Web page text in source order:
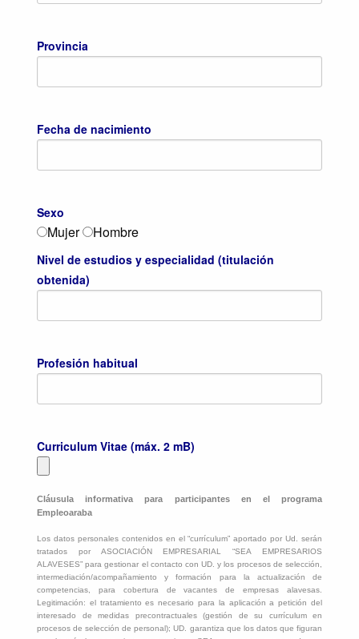
Provincia
Fecha de nacimiento
Sexo
Mujer Hombre
Nivel de estudios y especialidad (titulación
obtenida)
Profesión habitual
Curriculum Vitae (máx. 2 mB)
Cláusula informativa para participantes en el programa
Empleoaraba
Los datos personales contenidos en el “currículum” aportado por Ud. serán
tratados por ASOCIACIÓN EMPRESARIAL “SEA EMPRESARIOS
ALAVESES” para gestionar el contacto con UD. y los procesos de selección,
intermediación/acompañamiento y formación para la actualización de
competencias, para cobertura de vacantes de empresas alavesas.
Legitimación: el tratamiento es necesario para la aplicación a petición del
interesado de medidas precontractuales (gestión de su currículum en
procesos de selección de personal); UD. garantiza que los datos que figuran